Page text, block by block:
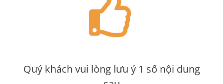
Quý khách vui lòng lưu ý 1 số nội dung